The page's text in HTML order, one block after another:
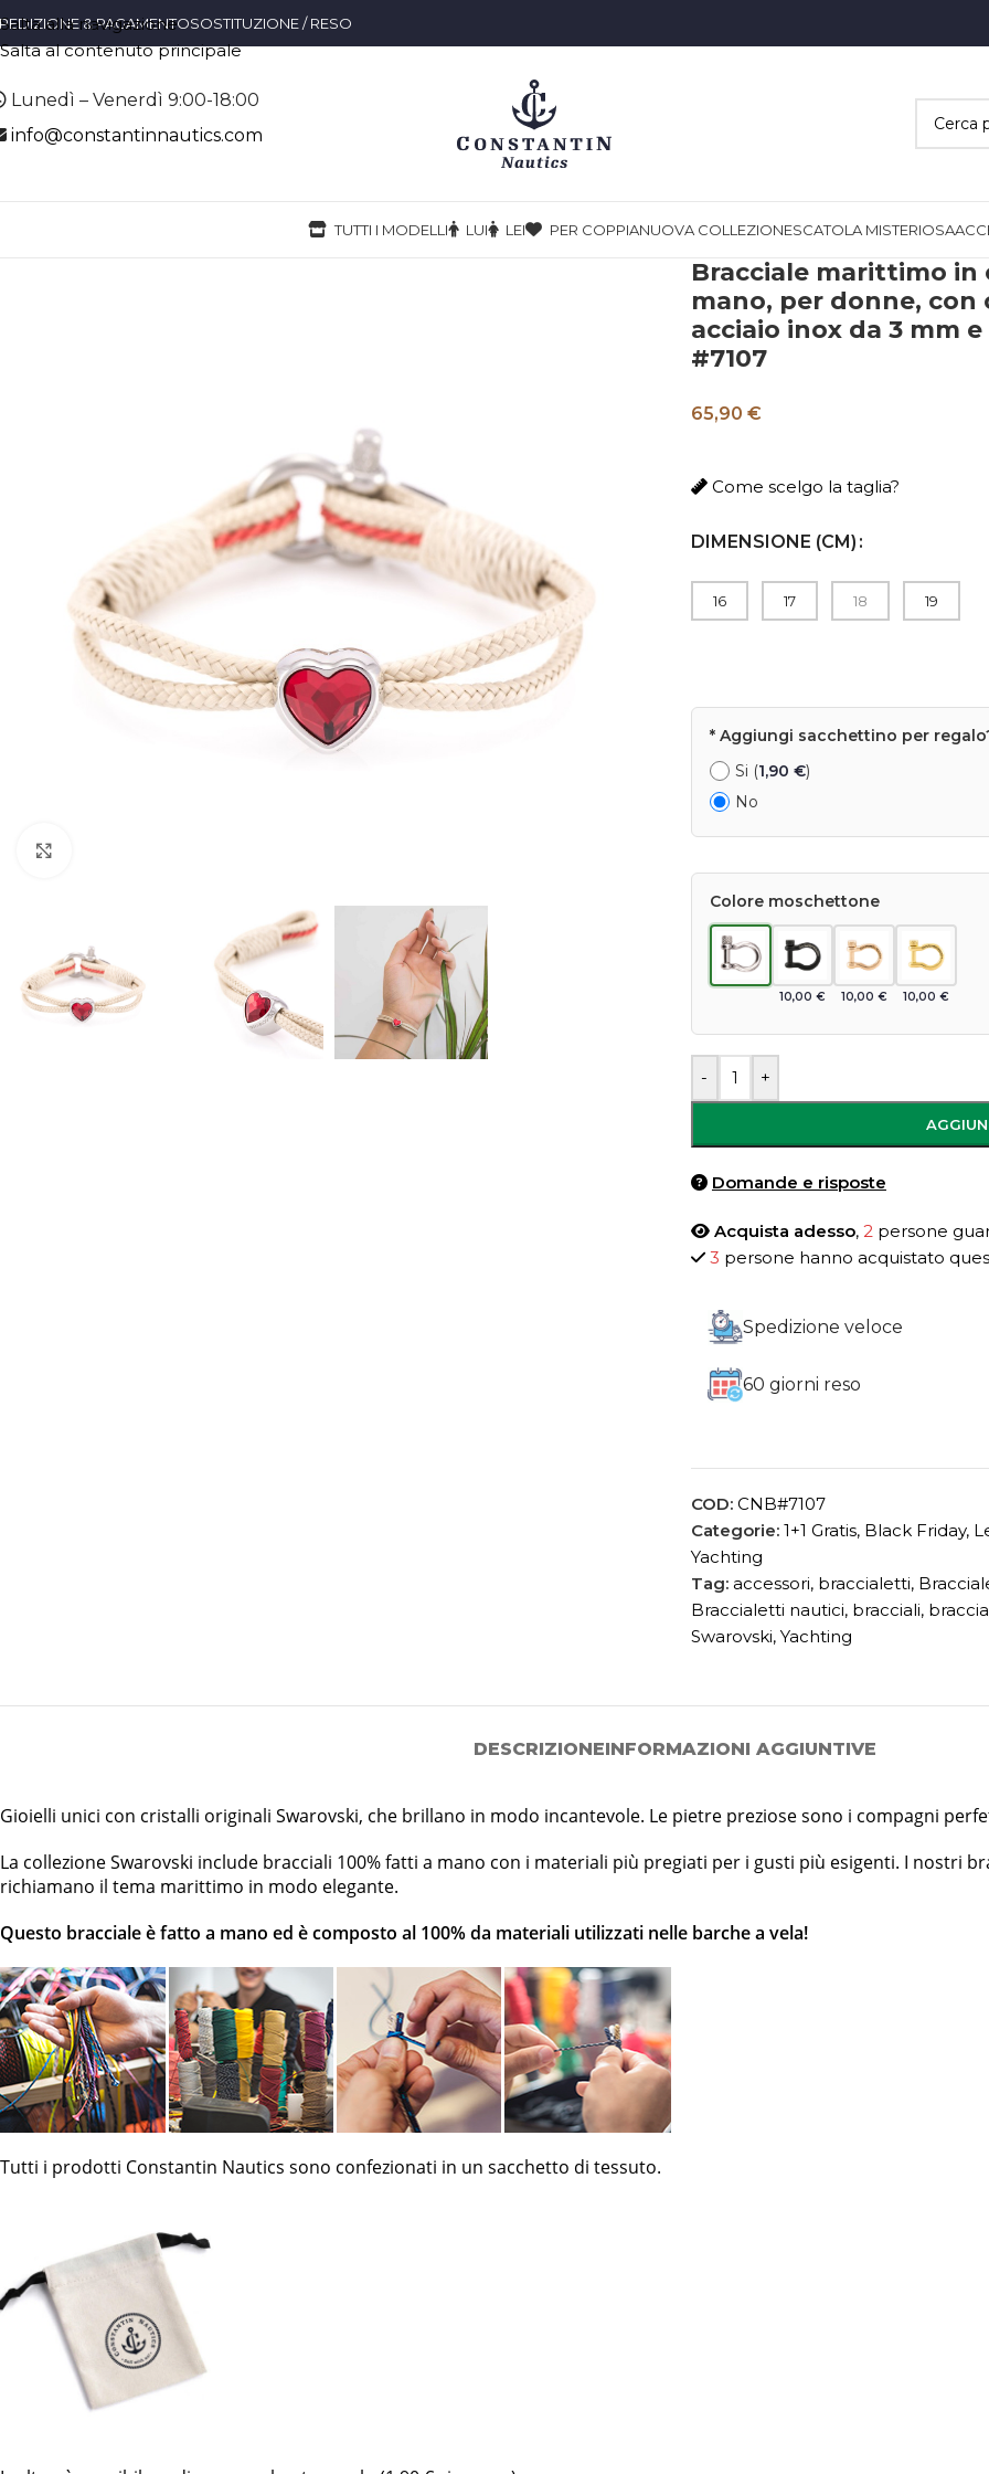
Salta alla navigazione
Salta al contenuto principale
& PAGAMENTOSOSTITUZIONE / RESO
Lunedì – Venerdì 9:00-18:00
info@constantinnautics.com
TUTTI I MODELLI LUI LEI PER COPPIANUOVA COLLEZIONESCATOLA MISTERIOSA
Bracciale marittimo in
mano, per donne,
acciaio inox da 3 mm
#7107
65,90 €
Come scelgo la taglia?
DIMENSIONE (CM)
16 17 18 19
* Aggiungi sacchettino per
Si (1,90 €)
No
Colore moschettone
10,00 € 10,00 € 10,00 €
- +
Domande e risposte
Acquista adesso, 2persone
3 persone hanno acquistato
Spedizione veloce
60 giorni reso
COD: CNB#7107
Categorie: 1+1 Gratis, Black Friday,
Yachting
Tag: accessori, braccialetti,
Braccialetti nautici, bracciali,
Swarovski, Yachting
DESCRIZIONEINFORMAZIONI AGGIUNTIVE
Gioielli unici con cristalli originali Swarovski, che brillano in modo incantevole. Le pietre preziose sono i compagni
La collezione Swarovski include bracciali 100% fatti a mano con i materiali più pregiati per i gusti più esigenti. I nostri
richiamano il tema marittimo in modo elegante.
Questo bracciale è fatto a mano ed è composto al 100% da materiali utilizzati nelle barche a vela!
Tutti i prodotti Constantin Nautics sono confezionati in un sacchetto di tessuto.